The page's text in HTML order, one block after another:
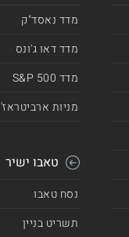
מדד נאסד"ק
מדד דאו ג'ונס
מדד 500 S&P
מניות ארביטראז'
טאבו ישיר
נסח טאבו
תשריט בניין